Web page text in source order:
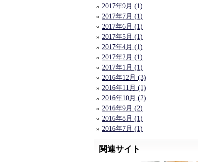
2017年9月 (1)
2017年7月 (1)
2017年6月 (1)
2017年5月 (1)
2017年4月 (1)
2017年2月 (1)
2017年1月 (1)
2016年12月 (3)
2016年11月 (1)
2016年10月 (2)
2016年9月 (2)
2016年8月 (1)
2016年7月 (1)
関連サイト